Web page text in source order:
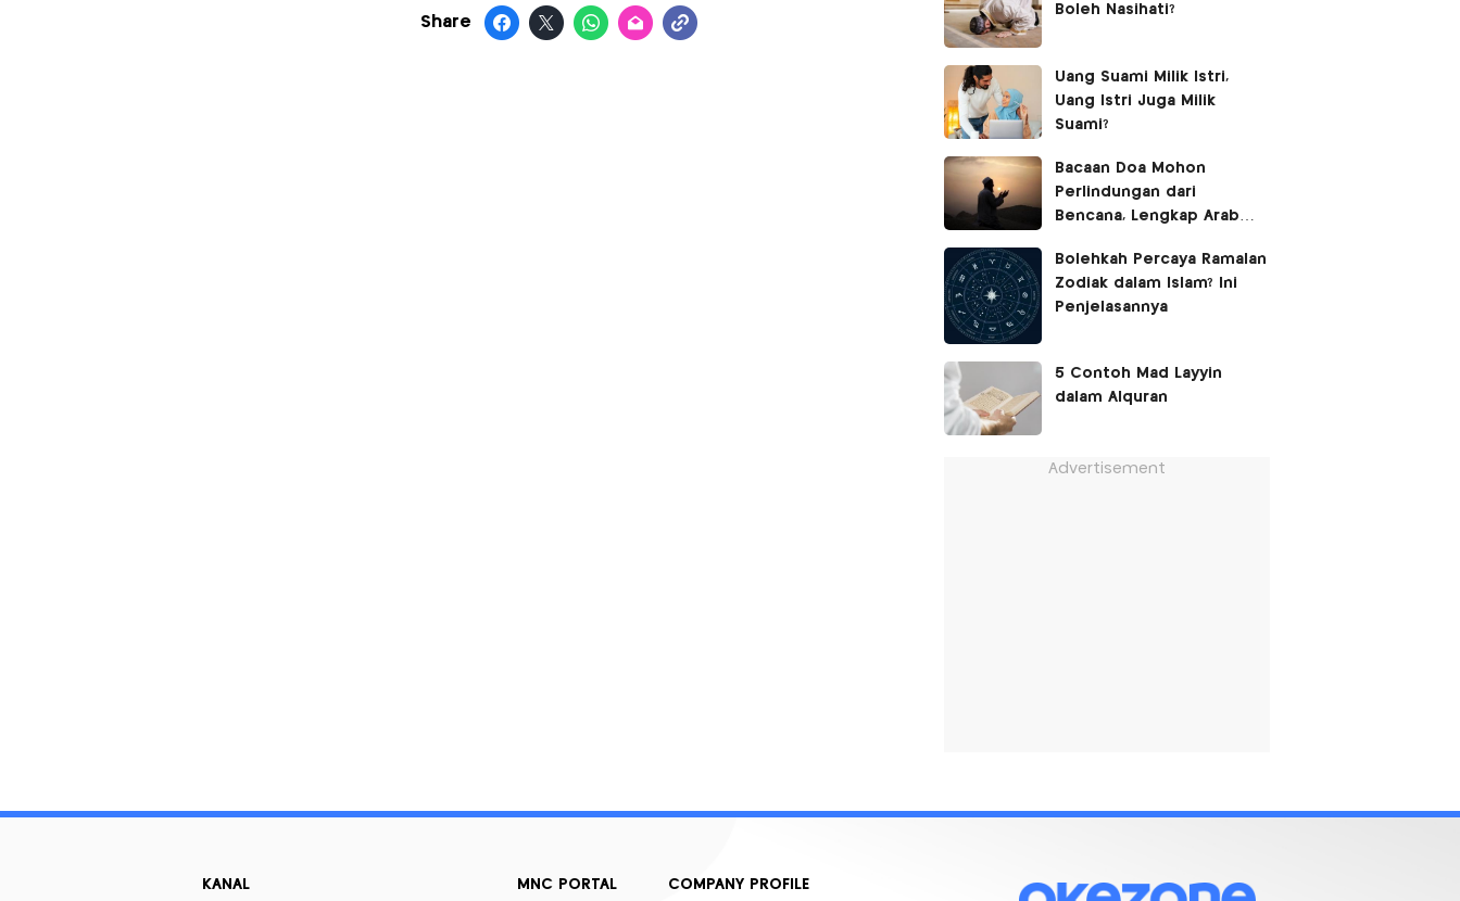
Share
Boleh Nasihati?
Uang Suami Milik Istri,
Uang Istri Juga Milik
Suami?
Bacaan Doa Mohon
Perlindungan dari
Bencana, Lengkap Arab
Bolehkah Percaya Ramalan
Zodiak dalam Islam? Ini
Penjelasannya
5 Contoh Mad Layyin
dalam Alquran
Advertisement
KANAL MNC PORTAL COMPANY PROFILE